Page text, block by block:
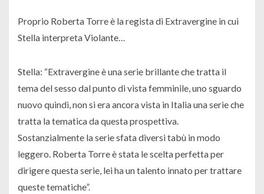
Proprio Roberta Torre è la regista di Extravergine in cui
Stella interpreta Violante…
Stella: “Extravergine è una serie brillante che tratta il
tema del sesso dal punto di vista femminile, uno sguardo
nuovo quindi, non si era ancora vista in Italia una serie che
tratta la tematica da questa prospettiva.
Sostanzialmente la serie sfata diversi tabù in modo
leggero. Roberta Torre è stata le scelta perfetta per
dirigere questa serie, lei ha un talento innato per trattare
queste tematiche”.